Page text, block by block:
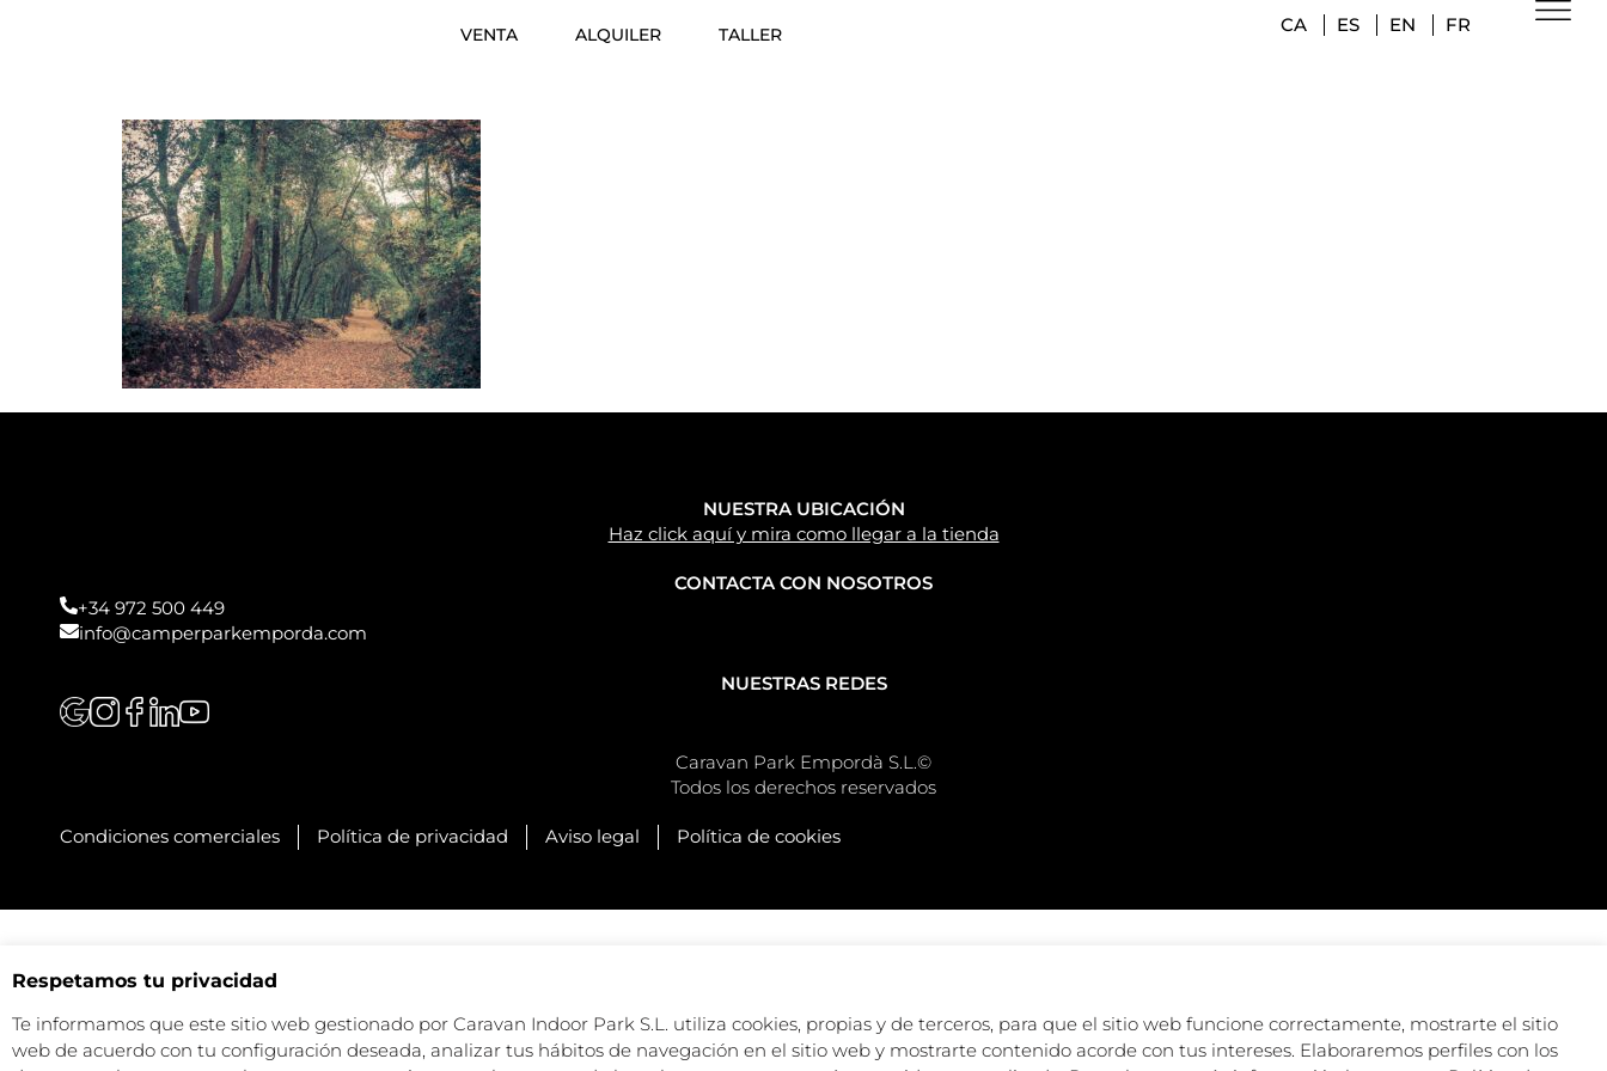
VENTA ALQUILER TALLER CA ES EN FR
NUESTRA UBICACIÓN
Haz click aquí y mira como llegar a la tienda
CONTACTA CON NOSOTROS
+34 972 500 449
info@camperparkemporda.com
NUESTRAS REDES
Caravan Park Empordà S.L.©
Todos los derechos reservados
Condiciones comerciales Política de privacidad Aviso legal Política de cookies
Respetamos tu privacidad
Te informamos que este sitio web gestionado por Caravan Indoor Park S.L. utiliza cookies, propias y de terceros, para que el sitio web funcione correctamente, mostrarte el sitio
web de acuerdo con tu configuración deseada, analizar tus hábitos de navegación en el sitio web y mostrarte contenido acorde con tus intereses. Elaboraremos perfiles con los